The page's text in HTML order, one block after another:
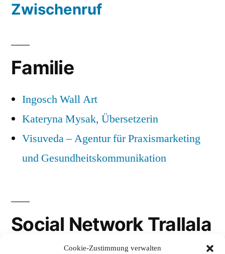
Cookie-Zustimmung verwalten
Zwischenruf
Familie
Ingosch Wall Art
Kateryna Mysak, Übersetzerin
Visuveda – Agentur für Praxismarketing
und Gesundheitskommunikation
Social Network Trallala